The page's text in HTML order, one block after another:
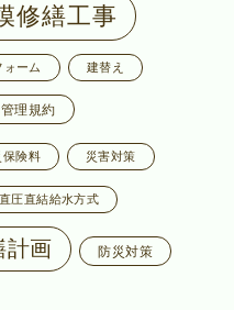
修繕工事
ーム 建替え
理規約
保険料 災害対策
直圧直結給水方式
計画 防災対策